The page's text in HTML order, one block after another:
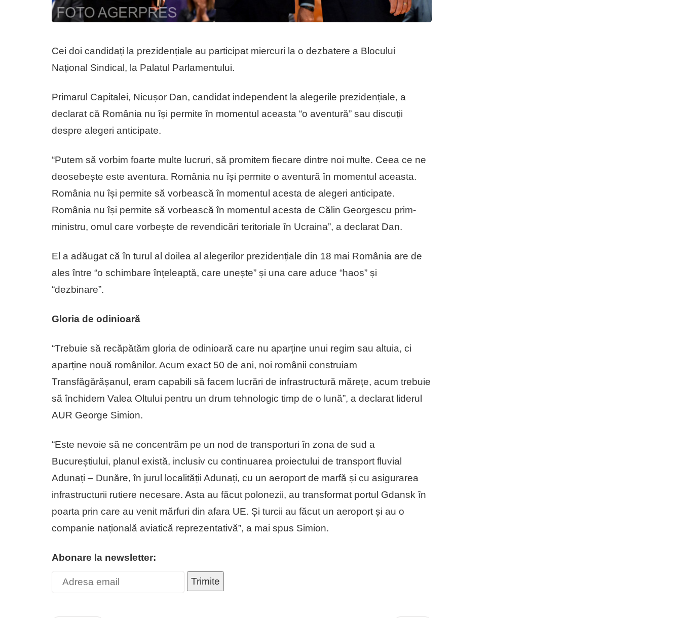
Cei doi candidați la prezidențiale au participat miercuri la o dezbatere a Blocului
Național Sindical, la Palatul Parlamentului.
Primarul Capitalei, Nicușor Dan, candidat independent la alegerile prezidențiale, a
declarat că România nu își permite în momentul aceasta “o aventură” sau discuții
despre alegeri anticipate.
“Putem să vorbim foarte multe lucruri, să promitem fiecare dintre noi multe. Ceea ce ne
deosebește este aventura. România nu își permite o aventură în momentul aceasta.
România nu își permite să vorbească în momentul acesta de alegeri anticipate.
România nu își permite să vorbească în momentul acesta de Călin Georgescu prim-
ministru, omul care vorbește de revendicări teritoriale în Ucraina”, a declarat Dan.
El a adăugat că în turul al doilea al alegerilor prezidențiale din 18 mai România are de
ales între “o schimbare înțeleaptă, care unește” și una care aduce “haos” și
“dezbinare”.
Gloria de odinioară
“Trebuie să recăpătăm gloria de odinioară care nu aparține unui regim sau altuia, ci
aparține nouă românilor. Acum exact 50 de ani, noi românii construiam
Transfăgărășanul, eram capabili să facem lucrări de infrastructură mărețe, acum trebuie
să închidem Valea Oltului pentru un drum tehnologic timp de o lună”, a declarat liderul
AUR George Simion.
“Este nevoie să ne concentrăm pe un nod de transporturi în zona de sud a
Bucureștiului, planul există, inclusiv cu continuarea proiectului de transport fluvial
Adunați – Dunăre, în jurul localității Adunați, cu un aeroport de marfă și cu asigurarea
infrastructurii rutiere necesare. Asta au făcut polonezii, au transformat portul Gdansk în
poarta prin care au venit mărfuri din afara UE. Și turcii au făcut un aeroport și au o
companie națională aviatică reprezentativă”, a mai spus Simion.
Abonare la newsletter:
Trimite